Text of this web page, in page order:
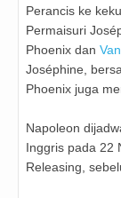
Perancis ke
Permaisuri
Phoenix dan
Joséphine,
Phoenix juga
Napoleon
Inggris pada 22
Releasing,